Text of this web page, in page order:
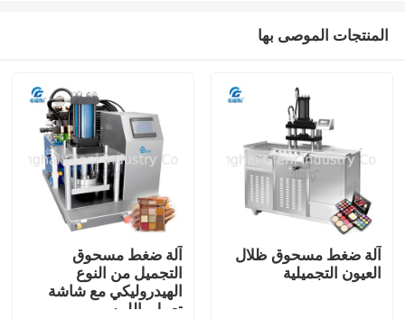
المنتجات الموصى بها
آلة ضغط مسحوق ظلال
العيون التجميلية
آلة ضغط مسحوق
التجميل من النوع
الهيدروليكي مع شاشة
تعمل باللمس